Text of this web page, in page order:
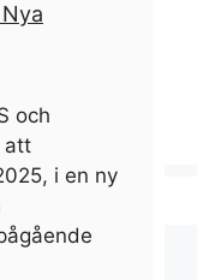
och
att
i en ny